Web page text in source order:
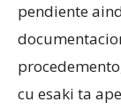
pendiente
cu esaki ta